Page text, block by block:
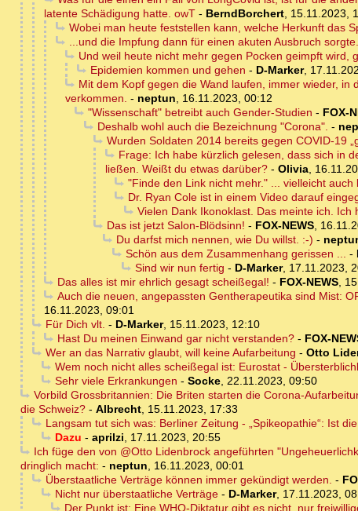
latente Schädigung hatte. owT - BerndBorchert, 15.11.2023,
Wobei man heute feststellen kann, welche Herkunft das
...und die Impfung dann für einen akuten Ausbruch sorgte.
Und weil heute nicht mehr gegen Pocken geimpft wird,
Epidemien kommen und gehen - D-Marker,
Mit dem Kopf gegen die Wand laufen, immer wieder,
verkommen. - neptun, 16.11.2023, 00:12
"Wissenschaft" betreibt auch Gender-Studien - FOX-
Deshalb wohl auch die Bezeichnung "Corona". -
Wurden Soldaten 2014 bereits gegen COVID-19
Frage: Ich habe kürzlich gelesen, dass sich in
ließen. Weißt du etwas darüber? - Olivia,
"Finde den Link nicht mehr." ... vielleicht
Dr. Ryan Cole ist in einem Video darauf
Vielen Dank Ikonoklast. Das meinte ich.
Das ist jetzt Salon-Blödsinn! - FOX-NEWS,
Du darfst mich nennen, wie Du willst. :-) -
Schön aus dem Zusammenhang gerissen ... -
Sind wir nun fertig - D-Marker, 17.11.2023,
Das alles ist mir ehrlich gesagt scheißegal! - FOX-NEWS,
Auch die neuen, angepassten Gentherapeutika sind Mist:
16.11.2023, 09:01
Für Dich vlt. - D-Marker, 15.11.2023, 12:10
Hast Du meinen Einwand gar nicht verstanden?- FOX-
Wer an das Narrativ glaubt, will keine Aufarbeitung - Otto
Wem noch nicht alles scheißegal ist: Eurostat -
Sehr viele Erkrankungen - Socke, 22.11.2023, 09:50
Vorbild Grossbritannien: Die Briten starten die Corona-
die Schweiz? - Albrecht, 15.11.2023, 17:33
Langsam tut sich was: Berliner Zeitung - „Spikeopathie“: Ist
Dazu - aprilzi, 17.11.2023, 20:55
Ich füge den von @Otto Lidenbrock angeführten
dringlich macht: - neptun, 16.11.2023, 00:01
Überstaatliche Verträge können immer gekündigt werden. -
Nicht nur überstaatliche Verträge- D-Marker, 17.11.2023,
Der Punkt ist: Eine WHO-Diktatur gibt es nicht, nur